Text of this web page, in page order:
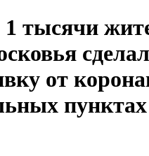
1 тысячи
от